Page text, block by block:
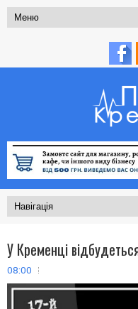
У Кременці
08:00